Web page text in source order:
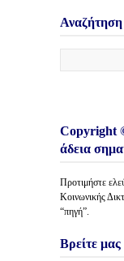
Άρθρων
Αναζήτηση
Copyright
άδεια
Προτιμήστε
Κοινωνικής
“πηγή”.
Βρείτε μας